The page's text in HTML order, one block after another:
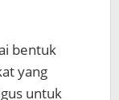
bentuk
yang
untuk